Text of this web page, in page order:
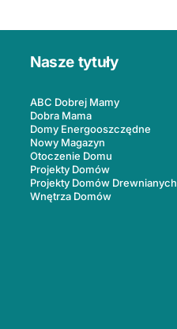
Nasze tytuły
ABC Dobrej Mamy
Dobra Mama
Domy Energooszczędne
Nowy Magazyn
Otoczenie Domu
Projekty Domów
Projekty Domów Drewnianych
Wnętrza Domów